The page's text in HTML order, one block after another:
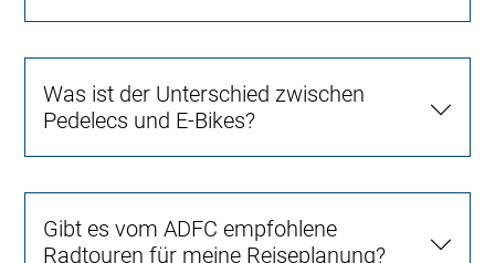
Was ist der Unterschied zwischen
Pedelecs und E-Bikes?
Gibt es vom ADFC empfohlene
Radtouren für meine Reiseplanung?